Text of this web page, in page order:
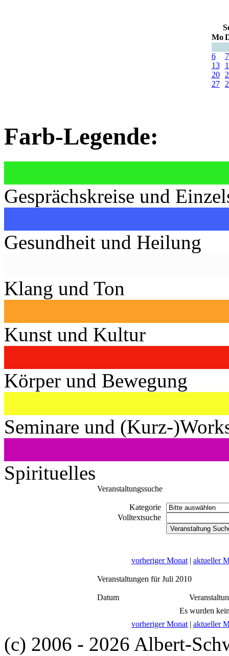
Mo
6
7
13
20
27
Farb-Legende:
Gesprächskreise und
Gesundheit und Heilung
Klang und Ton
Kunst und Kultur
Körper und Bewegung
Seminare und (Kurz-
Spirituelles
Veranstaltungssuche
Kategorie
Volltextsuche
vorheriger Monat | aktueller
Veranstaltungen für Juli 2010
Datum
Es wurden
vorheriger Monat | aktueller
(c) 2006 - 2026 Albert-